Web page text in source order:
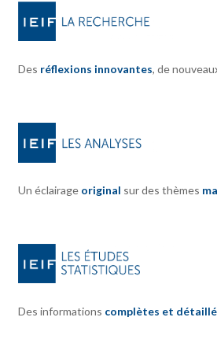
Des réflexions innovantes, de
Un éclairage original sur des thèmes
Des informations complètes et